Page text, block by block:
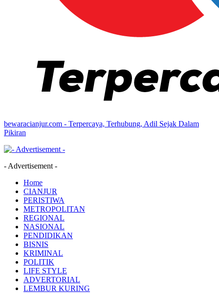
bewaracianjur.com - Terpercaya, Terhubung, Adil Sejak Dalam
Pikiran
- Advertisement -
Home
CIANJUR
PERISTIWA
METROPOLITAN
REGIONAL
NASIONAL
PENDIDIKAN
BISNIS
KRIMINAL
POLITIK
LIFE STYLE
ADVERTORIAL
LEMBUR KURING